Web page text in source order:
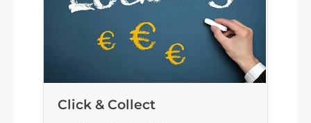
Click & Collect